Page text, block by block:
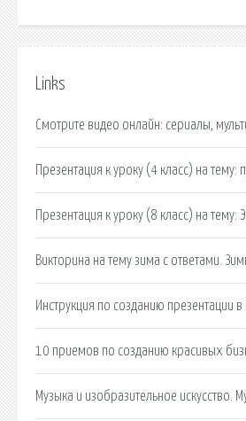
Links
Смотрите видео онлайн: сериалы,
Презентация к уроку (4 класс) на тему:
Презентация к уроку (8 класс) на тему:
Викторина на тему зима с ответами.
Инструкция по созданию презентации
10 приемов по созданию красивых
Музыка и изобразительное искусство.